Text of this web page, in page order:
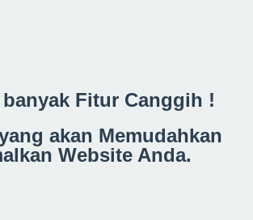
Fitur Canggih !
akan Memudahkan
Website Anda.